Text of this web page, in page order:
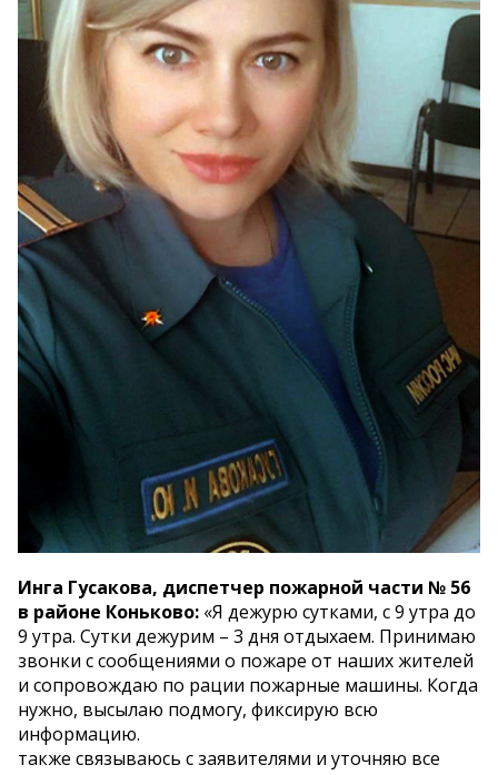
Инга Гусакова, диспетчер пожарной части № 56
в районе Коньково: «Я дежурю сутками, с 9 утра до
9 утра. Сутки дежурим – 3 дня отдыхаем. Принимаю
звонки с сообщениями о пожаре от наших жителей
и сопровождаю по рации пожарные машины. Когда
нужно, высылаю подмогу, фиксирую всю
информацию.
также связываюсь с заявителями и уточняю все